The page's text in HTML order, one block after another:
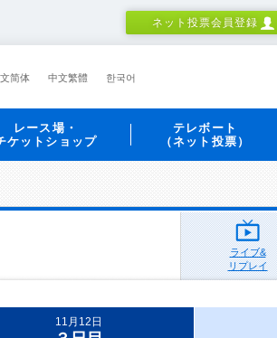
ネット投票会員登録
简体 中文繁體 한국어
レース場・
ケットショップ
テレボート
（ネット投票）
ライブ&
リプレイ
11月12日